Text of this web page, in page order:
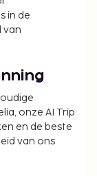
in de
van
onze AI Trip
en de beste
van ons